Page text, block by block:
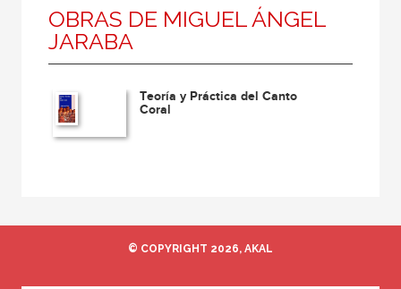
Coordinador
Editor
Escritor
Escritora
Traductor
OBRAS DE MIGUEL ÁNGEL
JARABA
Teoría y Práctica del Canto
Coral
© COPYRIGHT 2026, AKAL